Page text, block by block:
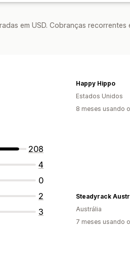
em USD. Cobranças
208
4
0
2
3
Happy Hippo
Estados Unidos
8 meses usando
Steadyrack
Austrália
7 meses usando